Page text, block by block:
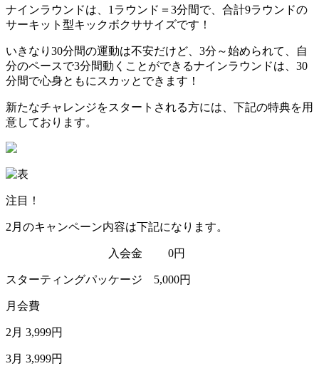
ナインラウンドは、1ラウンド＝3分間で、合計9ラウンドの
サーキット型キックボクササイズです！
いきなり30分間の運動は不安だけど、3分～始められて、自
分のペースで3分間動くことができるナインラウンドは、30
分間で心身ともにスカッとできます！
新たなチャレンジをスタートされる方には、下記の特典を用
意しております。
注目！
2月のキャンペーン内容は下記になります。
入会金 0円
スターティングパッケージ 5,000円
月会費
2月 3,999円
3月 3,999円